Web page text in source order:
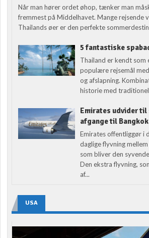
Når man hører ordet øhop, tænker man
fremmest på Middelhavet. Mange rejsende
Thailands øer er den perfekte
5 fantastiske
Thailand er kendt som
populære rejsemål
og afslapning.
historie med traditionel
Emirates udvider til
afgange til Bangkok
Emirates offentliggør i
daglige flyvning
som bliver den
Den ekstra flyvning,
af...
USA